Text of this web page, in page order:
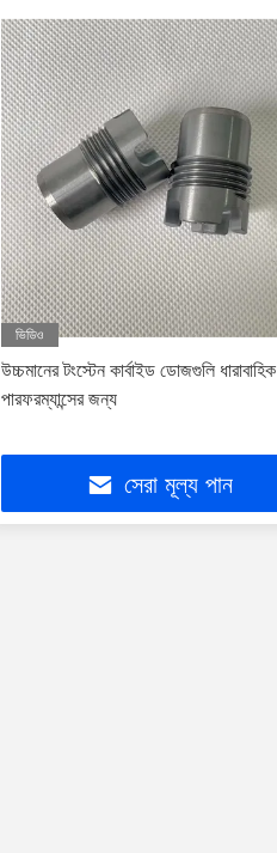
ভিডিও
উচ্চমানের টংস্টেন কার্বাইড ডোজগুলি ধারাবাহিক
পারফরম্যান্সের জন্য
সেরা মূল্য পান